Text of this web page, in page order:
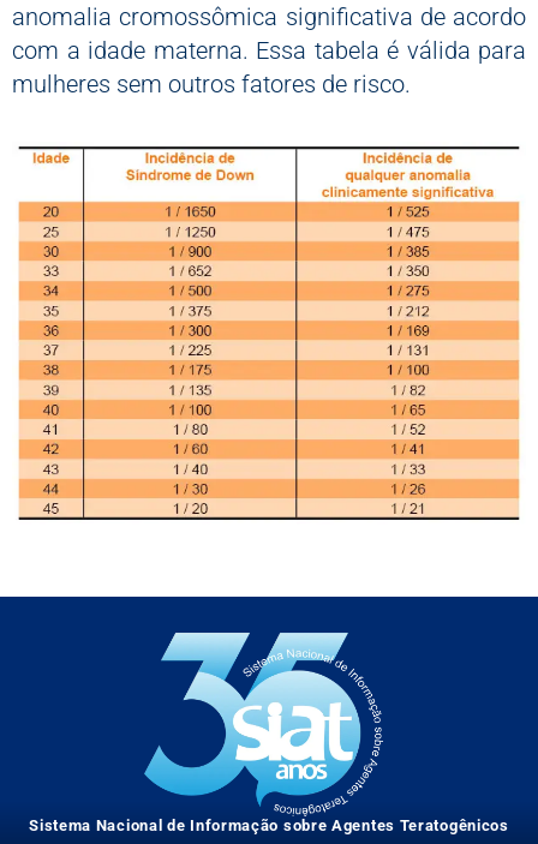
anomalia cromossômica significativa de acordo
com a idade materna. Essa tabela é válida para
mulheres sem outros fatores de risco.
Sistema Nacional de Informação sobre Agentes Teratogênicos